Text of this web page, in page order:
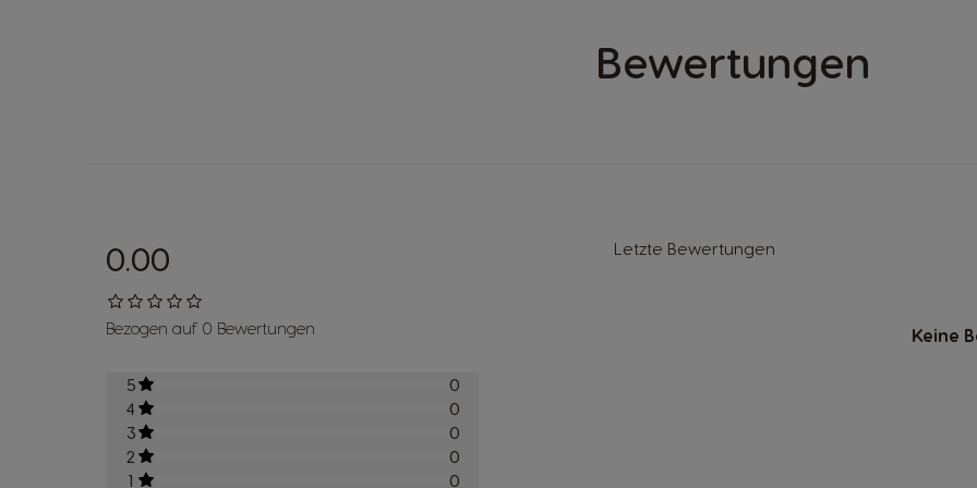
Bewertungen
0.00
Bezogen auf 0 Bewertungen
5
0
4
0
3
0
2
0
1
0
Letzte Bewertungen
Keine